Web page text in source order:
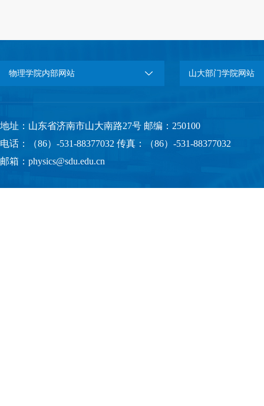
物理学院内部网站 山大部门学院网站
地址：山东省济南市山大南路27号 邮编：250100
电话：（86）-531-88377032 传真：（86）-531-88377032
邮箱：physics@sdu.edu.cn